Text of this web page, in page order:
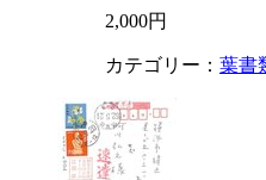
2,000円
カテゴリー： 葉書